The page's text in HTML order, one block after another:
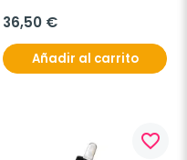
36,50 €
Añadir al carrito
favorite_border